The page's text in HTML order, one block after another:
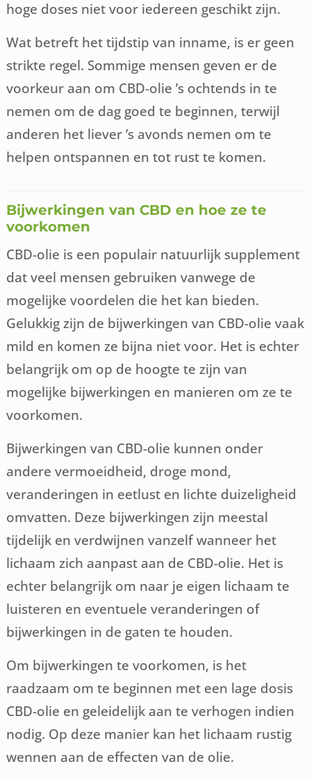
hoge doses niet voor iedereen geschikt zijn.
Wat betreft het tijdstip van inname, is er geen
strikte regel. Sommige mensen geven er de
voorkeur aan om CBD-olie ’s ochtends in te
nemen om de dag goed te beginnen, terwijl
anderen het liever ’s avonds nemen om te
helpen ontspannen en tot rust te komen.
Bijwerkingen van CBD en hoe ze te
voorkomen
CBD-olie is een populair natuurlijk supplement
dat veel mensen gebruiken vanwege de
mogelijke voordelen die het kan bieden.
Gelukkig zijn de bijwerkingen van CBD-olie vaak
mild en komen ze bijna niet voor. Het is echter
belangrijk om op de hoogte te zijn van
mogelijke bijwerkingen en manieren om ze te
voorkomen.
Bijwerkingen van CBD-olie kunnen onder
andere vermoeidheid, droge mond,
veranderingen in eetlust en lichte duizeligheid
omvatten. Deze bijwerkingen zijn meestal
tijdelijk en verdwijnen vanzelf wanneer het
lichaam zich aanpast aan de CBD-olie. Het is
echter belangrijk om naar je eigen lichaam te
luisteren en eventuele veranderingen of
bijwerkingen in de gaten te houden.
Om bijwerkingen te voorkomen, is het
raadzaam om te beginnen met een lage dosis
CBD-olie en geleidelijk aan te verhogen indien
nodig. Op deze manier kan het lichaam rustig
wennen aan de effecten van de olie.